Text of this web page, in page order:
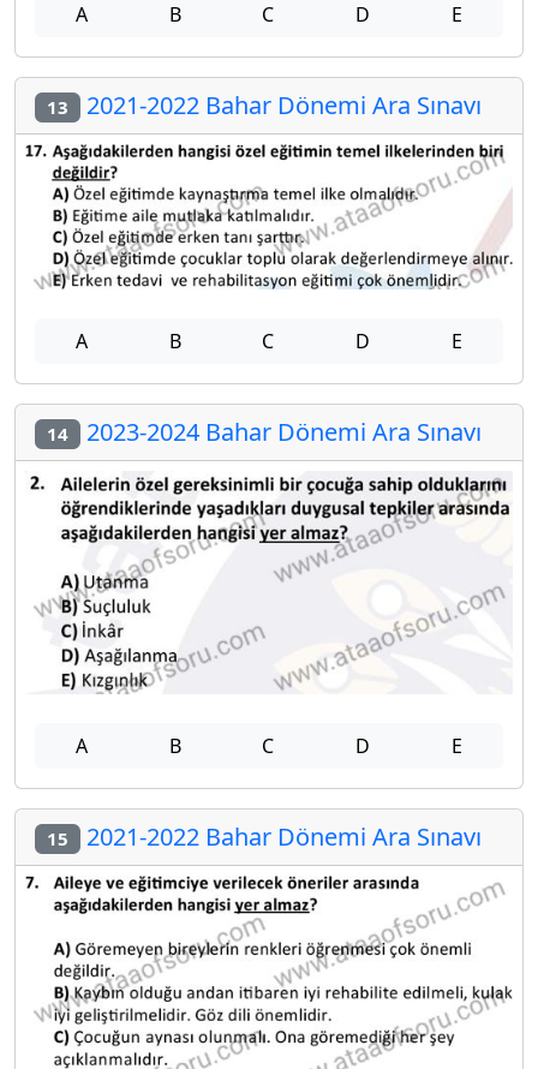
A B C D E
13 2021-2022 Bahar Dönemi Ara Sınavı
A B C D E
14 2023-2024 Bahar Dönemi Ara Sınavı
A B C D E
15 2021-2022 Bahar Dönemi Ara Sınavı